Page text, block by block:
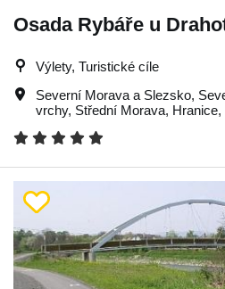
Osada Rybáře u
Výlety, Turistické cíle
Severní Morava a Slezsko,
vrchy, Střední Morava, Hranice,